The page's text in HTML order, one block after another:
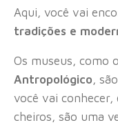
Aqui, você vai
tradições e
Os museus, como o
Antropológico,
você vai conhecer,
cheiros, são uma